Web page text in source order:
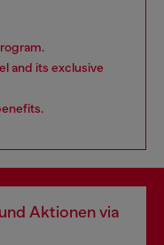
and its exclusive
Aktionen via